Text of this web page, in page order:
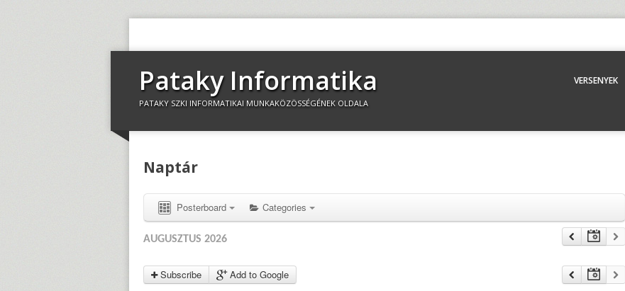
Pataky Informatika
PATAKY SZKI INFORMATIKAI MUNKAKÖZÖSSÉGÉNEK OLDALA
VERSENYEK
Naptár
Posterboard Categories
AUGUSZTUS 2026
Subscribe Add to Google